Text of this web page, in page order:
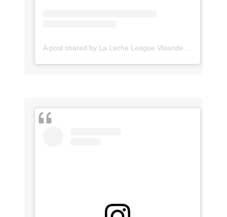
A post shared by La Leche League Vlaanderen (@lll_vlaanderen)